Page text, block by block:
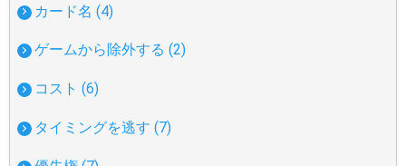
カード名 (4)
ゲームから除外する (2)
コスト (6)
タイミングを逃す (7)